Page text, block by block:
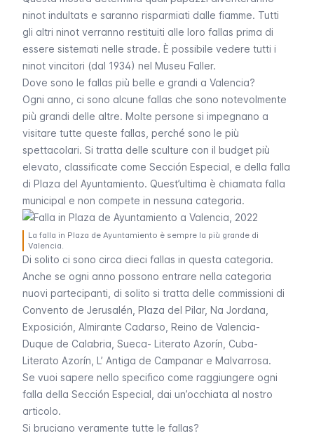
ninot indultats e saranno risparmiati dalle fiamme. Tutti
gli altri ninot verranno restituiti alle loro fallas prima di
essere sistemati nelle strade. È possibile vedere tutti i
ninot vincitori (dal 1934) nel Museu Faller.
Dove sono le fallas più belle e grandi a Valencia?
Ogni anno, ci sono alcune fallas che sono notevolmente
più grandi delle altre. Molte persone si impegnano a
visitare tutte queste fallas , perché sono le più
spettacolari. Si tratta delle sculture con il budget più
elevato, classificate come Sección Especial , e della falla
di Plaza del Ayuntamiento. Quest’ultima è chiamata falla
municipal e non compete in nessuna categoria.
La falla in Plaza de Ayuntamiento è sempre la più grande di
Valencia.
Di solito ci sono circa dieci fallas in questa categoria.
Anche se ogni anno possono entrare nella categoria
nuovi partecipanti, di solito si tratta delle commissioni di
Convento de Jerusalén, Plaza del Pilar, Na Jordana,
Exposición, Almirante Cadarso, Reino de Valencia-
Duque de Calabria, Sueca- Literato Azorín, Cuba-
Literato Azorín, L’ Antiga de Campanar e Malvarrosa.
Se vuoi sapere nello specifico come raggiungere ogni
falla della Sección Especial , dai un’occhiata al nostro
articolo.
Si bruciano veramente tutte le fallas?